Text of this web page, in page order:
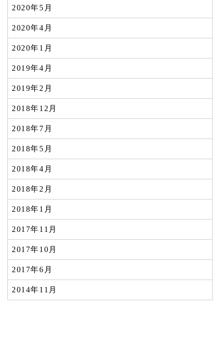
2020年5月
2020年4月
2020年1月
2019年4月
2019年2月
2018年12月
2018年7月
2018年5月
2018年4月
2018年2月
2018年1月
2017年11月
2017年10月
2017年6月
2014年11月